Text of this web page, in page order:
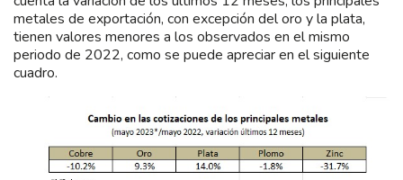
metales de exportación, con excepción del oro y la plata,
tienen valores menores a los observados en el mismo
periodo de 2022, como se puede apreciar en el siguiente
cuadro.